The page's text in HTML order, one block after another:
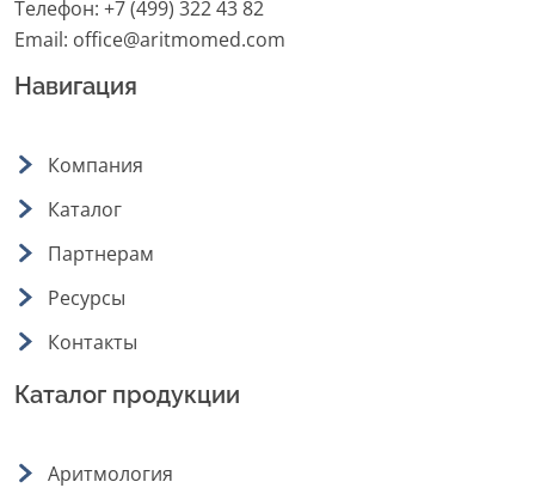
Телефон: +7 (499) 322 43 82
Email: office@aritmomed.com
Навигация
Компания
Каталог
Партнерам
Ресурсы
Контакты
Каталог продукции
Аритмология